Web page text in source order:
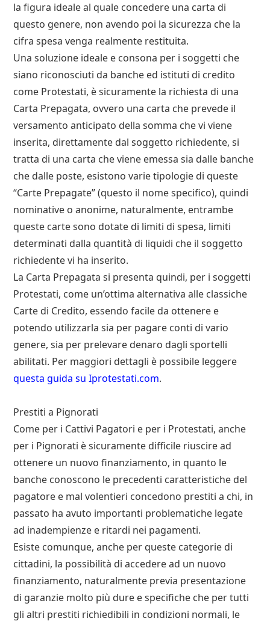
la figura ideale al quale concedere una carta di
questo genere, non avendo poi la sicurezza che la
cifra spesa venga realmente restituita.
Una soluzione ideale e consona per i soggetti che
siano riconosciuti da banche ed istituti di credito
come Protestati, è sicuramente la richiesta di una
Carta Prepagata, ovvero una carta che prevede il
versamento anticipato della somma che vi viene
inserita, direttamente dal soggetto richiedente, si
tratta di una carta che viene emessa sia dalle banche
che dalle poste, esistono varie tipologie di queste
“Carte Prepagate” (questo il nome specifico), quindi
nominative o anonime, naturalmente, entrambe
queste carte sono dotate di limiti di spesa, limiti
determinati dalla quantità di liquidi che il soggetto
richiedente vi ha inserito.
La Carta Prepagata si presenta quindi, per i soggetti
Protestati, come un’ottima alternativa alle classiche
Carte di Credito, essendo facile da ottenere e
potendo utilizzarla sia per pagare conti di vario
genere, sia per prelevare denaro dagli sportelli
abilitati. Per maggiori dettagli è possibile leggere
questa guida su Iprotestati.com.
Prestiti a Pignorati
Come per i Cattivi Pagatori e per i Protestati, anche
per i Pignorati è sicuramente difficile riuscire ad
ottenere un nuovo finanziamento, in quanto le
banche conoscono le precedenti caratteristiche del
pagatore e mal volentieri concedono prestiti a chi, in
passato ha avuto importanti problematiche legate
ad inadempienze e ritardi nei pagamenti.
Esiste comunque, anche per queste categorie di
cittadini, la possibilità di accedere ad un nuovo
finanziamento, naturalmente previa presentazione
di garanzie molto più dure e specifiche che per tutti
gli altri prestiti richiedibili in condizioni normali, le